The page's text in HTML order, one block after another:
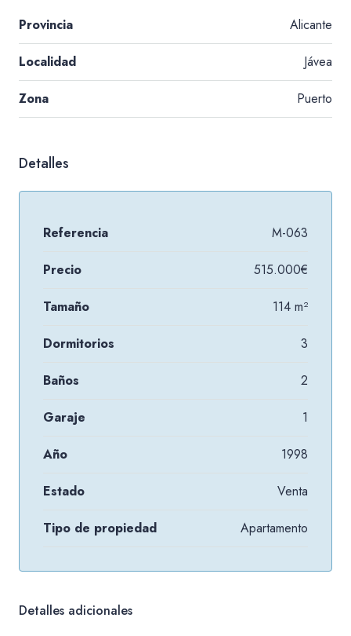
Provincia Alicante
Localidad Jávea
Zona Puerto
Detalles
Referencia M-063
Precio 515.000€
Tamaño 114 m²
Dormitorios 3
Baños 2
Garaje 1
Año 1998
Estado Venta
Tipo de propiedad Apartamento
Detalles adicionales